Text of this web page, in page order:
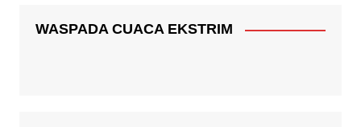
WASPADA CUACA EKSTRIM